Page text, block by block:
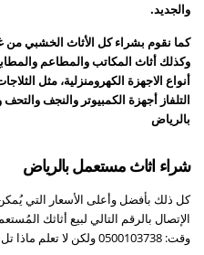
والجديد.
كما نقوم بشراء كل الأثاث الخشبي
وكذلك أثاث المكاتب والمطاعم
أنواع الاجهزة الكهرومنزلية، مثل
التلفاز أجهزة الكمبيوتر والنجف
بالرياض
شراء اثاث مستعمل بالرياض
كل ذلك بأفضل وأعلى الأسعار التي
الإتصال بالرقم التالي لبيع أثاثك
وقت: 0500103738 ولكن لا تعلم ماذا تل بالأثاث القديم